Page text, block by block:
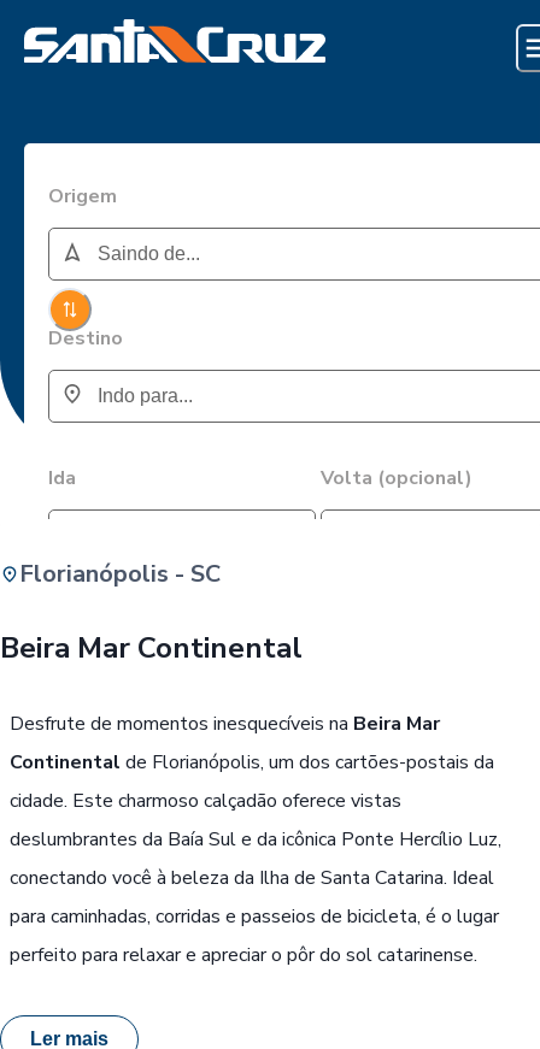
Origem
Destino
Ida Volta (opcional)
Florianópolis - SC
Beira Mar Continental
Desfrute de momentos inesquecíveis na Beira Mar
Continental de Florianópolis, um dos cartões-postais da
cidade. Este charmoso calçadão oferece vistas
deslumbrantes da Baía Sul e da icônica Ponte Hercílio Luz,
conectando você à beleza da Ilha de Santa Catarina. Ideal
para caminhadas, corridas e passeios de bicicleta, é o lugar
perfeito para relaxar e apreciar o pôr do sol catarinense.
Ler mais